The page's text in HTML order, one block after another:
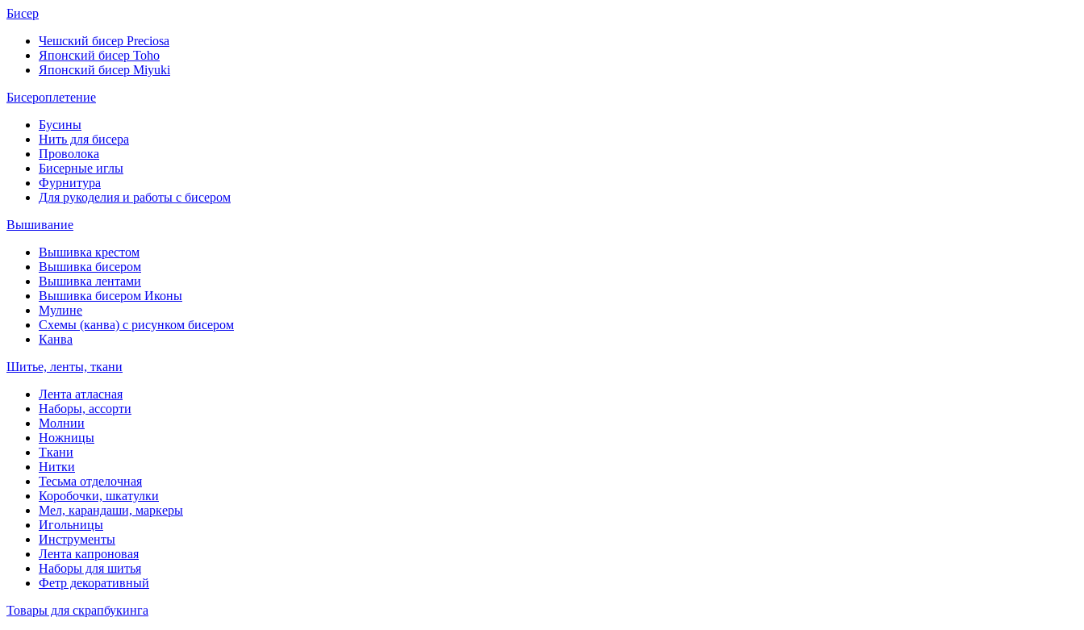
Бисер
Чешский бисер Preciosa
Японский бисер Toho
Японский бисер Miyuki
Бисероплетение
Бусины
Нить для бисера
Проволока
Бисерные иглы
Фурнитура
Для рукоделия и работы с бисером
Вышивание
Вышивка крестом
Вышивка бисером
Вышивка лентами
Вышивка бисером Иконы
Мулине
Схемы (канва) с рисунком бисером
Канва
Шитье, ленты, ткани
Лента атласная
Наборы, ассорти
Молнии
Ножницы
Ткани
Нитки
Тесьма отделочная
Коробочки, шкатулки
Мел, карандаши, маркеры
Игольницы
Инструменты
Лента капроновая
Наборы для шитья
Фетр декоративный
Товары для скрапбукинга